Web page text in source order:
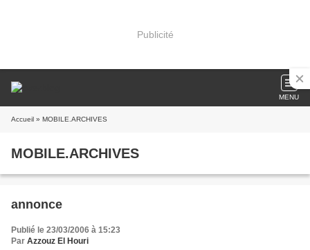
Publicité
MENU
Accueil » MOBILE.ARCHIVES
MOBILE.ARCHIVES
annonce
Publié le 23/03/2006 à 15:23
Par Azzouz El Houri